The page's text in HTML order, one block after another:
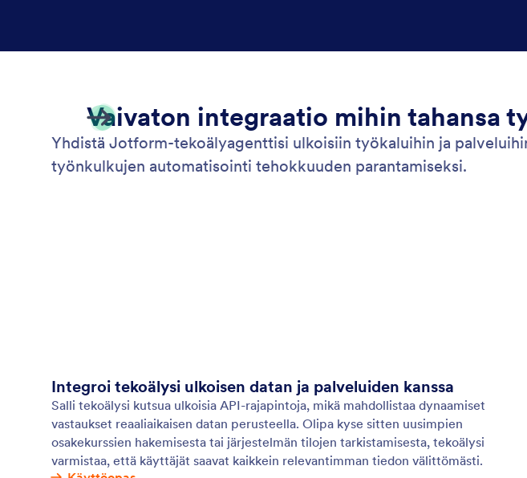
Vaivaton integraatio mihin tahansa
Yhdistä Jotform-tekoälyagenttisi ulkoisiin työkaluihin ja
työnkulkujen automatisointi tehokkuuden parantamiseksi.
Integroi tekoälysi ulkoisen datan ja palveluiden kanssa
Salli tekoälysi kutsua ulkoisia API-rajapintoja, mikä mahdollistaa dynaamiset
vastaukset reaaliaikaisen datan perusteella. Olipa kyse sitten uusimpien
osakekurssien hakemisesta tai järjestelmän tilojen tarkistamisesta, tekoälysi
varmistaa, että käyttäjät saavat kaikkein relevantimman tiedon välittömästi.